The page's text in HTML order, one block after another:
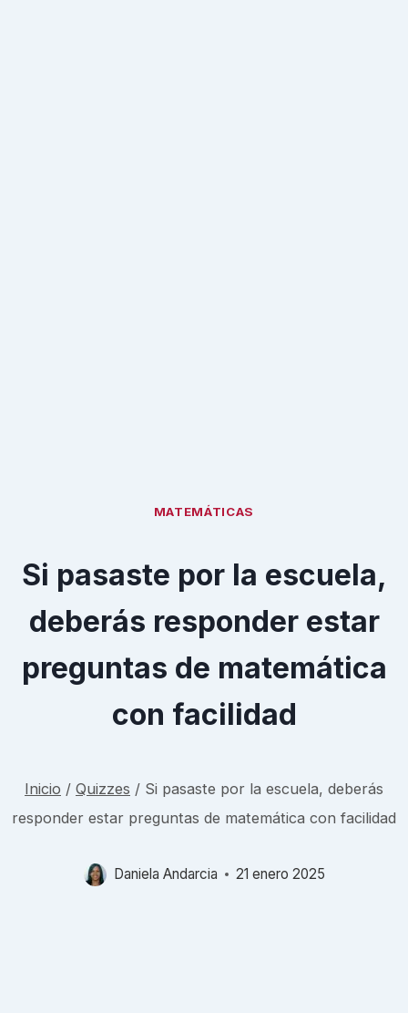
MATEMÁTICAS
Si pasaste por la escuela,
deberás responder estar
preguntas de matemática
con facilidad
Inicio / Quizzes / Si pasaste por la escuela, deberás
responder estar preguntas de matemática con facilidad
Daniela Andarcia 21 enero 2025